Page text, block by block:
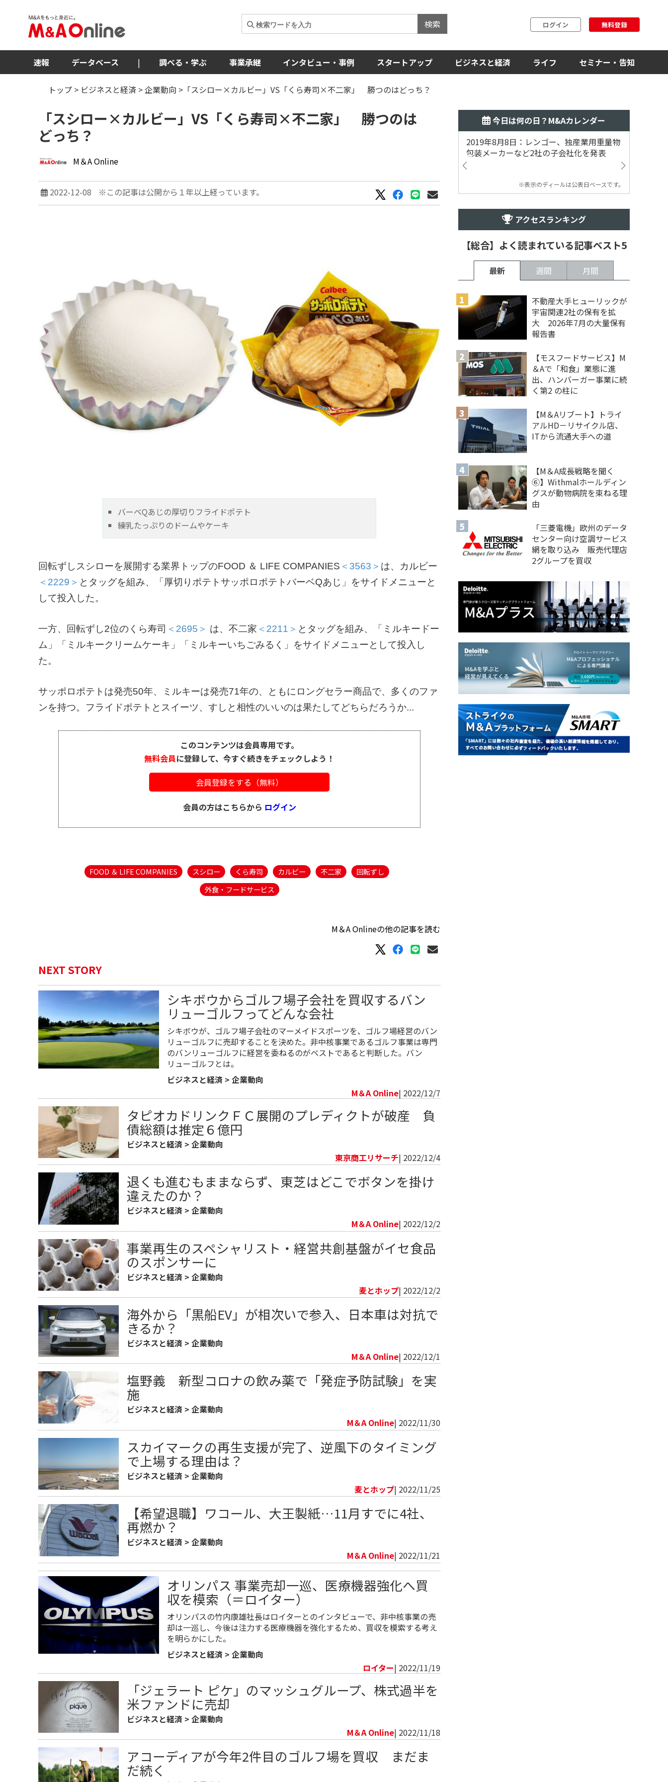
検索 ログイン 無料登録
速報 データベース | 調べる・学ぶ 事業承継 インタビュー・事例 スタートアップ ビジネスと経済 ライフ セミナー・告知
トップ > ビジネスと経済 >企業動向 >「スシロー×カルビー」VS「くら寿司×不二家」 勝つのはどっち？
「スシロー×カルビー」VS「くら寿司×不二家」 勝つのは
どっち？
M＆A Online
2022-12-08 ※この記事は公開から１年以上経っています。
バーベQあじの厚切りフライドポテト
練乳たっぷりのドームやケーキ
回転ずしスシローを展開する業界トップのFOOD ＆ LIFE COMPANIES ＜3563＞ は、カルビー
＜2229＞ とタッグを組み、「厚切りポテトサッポロポテトバーベQあじ」をサイドメニューと
して投入した。
一方、回転ずし2位のくら寿司 ＜2695＞ は、不二家 ＜2211＞ とタッグを組み、「ミルキードー
ム」「ミルキークリームケーキ」「ミルキーいちごみるく」をサイドメニューとして投入し
た。
サッポロポテトは発売50年、ミルキーは発売71年の、ともにロングセラー商品で、多くのファ
ンを持つ。フライドポテトとスイーツ、すしと相性のいいのは果たしてどちらだろうか...
このコンテンツは会員専用です。
無料会員に登録して、今すぐ続きをチェックしよう！
会員登録をする（無料）
会員の方はこちらから ログイン
FOOD ＆ LIFE COMPANIES スシロー くら寿司 カルビー 不二家
回転ずし
外食・フードサービス
M＆A Onlineの他の記事を読む
NEXT STORY
シキボウからゴルフ場子会社を買収するバン
リューゴルフってどんな会社
シキボウが、ゴルフ場子会社のマーメイドスポーツを、ゴルフ場経営のバン
リューゴルフに売却することを決めた。非中核事業であるゴルフ事業は専門
のバンリューゴルフに経営を委ねるのがベストであると判断した。バン
リューゴルフとは。
ビジネスと経済> 企業動向
M＆A Online| 2022/12/7
タピオカドリンクＦＣ展開のプレディクトが破産 負
債総額は推定６億円
ビジネスと経済 >企業動向
東京商工リサーチ| 2022/12/4
退くも進むもままならず、東芝はどこでボタンを掛け
違えたのか？
ビジネスと経済 >企業動向
M＆A Online| 2022/12/2
事業再生のスペシャリスト・経営共創基盤がイセ食品
のスポンサーに
ビジネスと経済 >企業動向
麦とホップ| 2022/12/2
海外から「黒船EV」が相次いで参入、日本車は対抗で
きるか？
ビジネスと経済 >企業動向
M＆A Online| 2022/12/1
塩野義 新型コロナの飲み薬で「発症予防試験」を実
施
ビジネスと経済 >企業動向
M＆A Online| 2022/11/30
スカイマークの再生支援が完了、逆風下のタイミング
で上場する理由は？
ビジネスと経済 >企業動向
麦とホップ| 2022/11/25
【希望退職】ワコール、大王製紙…11月すでに4社、
再燃か？
ビジネスと経済 >企業動向
M＆A Online| 2022/11/21
オリンパス 事業売却一巡、医療機器強化へ買
収を模索（＝ロイター）
オリンパスの竹内康雄社長はロイターとのインタビューで、非中核事業の売
却は一巡し、今後は注力する医療機器を強化するため、買収を模索する考え
を明らかにした。
ビジネスと経済> 企業動向
ロイター| 2022/11/19
「ジェラート ピケ」のマッシュグループ、株式過半を
米ファンドに売却
ビジネスと経済 >企業動向
M＆A Online| 2022/11/18
アコーディアが今年2件目のゴルフ場を買収 まだま
だ続く
今日は何の日？M&Aカレンダー
2019年8月8日：レンゴー、独産業用重量物
包装メーカーなど2社の子会社化を発表
※表示のディールは公表日ベースです。
アクセスランキング
【総合】よく読まれている記事ベスト5
最新 週間 月間
不動産大手ヒューリックが
宇宙関連2社の保有を拡
大 2026年7月の大量保有
報告書
【モスフードサービス】M
＆Aで「和食」業態に進
出、ハンバーガー事業に続
く第2 の柱に
【M＆Aリブート】トライ
アルHD－リサイクル店、
ITから流通大手への道
【M＆A 成長戦略を聞く
⑥】Withmalホールディン
グスが動物病院を束ねる理
由
「三菱電機」欧州のデータ
センター向け空調サービス
網を取り込み 販売代理店
2グループを買収